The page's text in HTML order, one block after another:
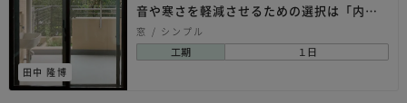
田中 隆博
音や寒さを軽減させるための選択は「内
窓」
窓 シンプル
工期 １日